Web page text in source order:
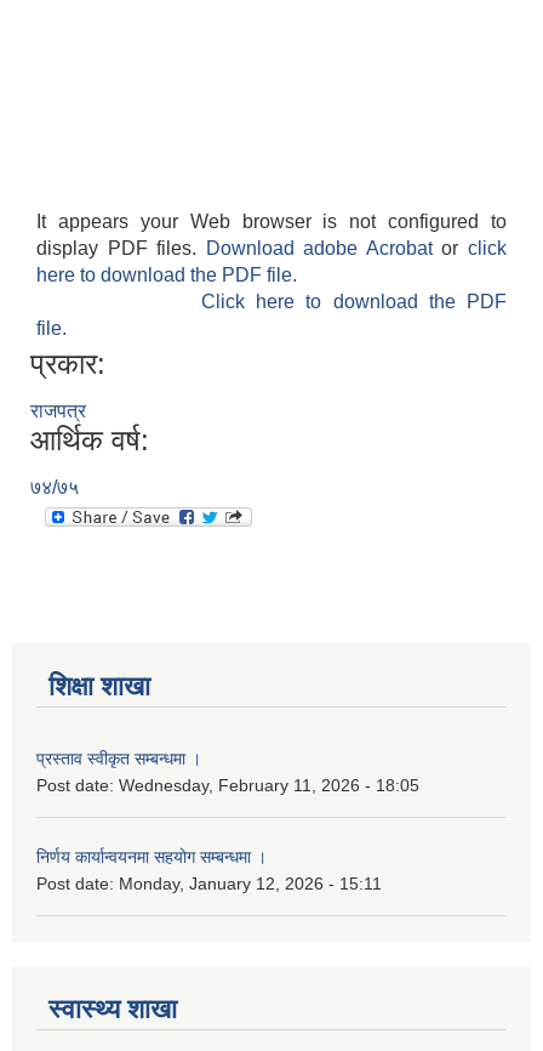
It appears your Web browser is not configured to
display PDF files.
Download adobe Acrobatorclick
here to download the PDF file.
Click here to download the PDF
file.
प्रकार:
राजपत्र
आर्थिक वर्ष:
७४/७५
शिक्षा शाखा
प्रस्ताव स्वीकृत सम्बन्धमा ।
Post date: Wednesday, February 11, 2026 - 18:05
निर्णय कार्यान्वयनमा सहयोग सम्बन्धमा ।
Post date: Monday, January 12, 2026 - 15:11
स्वास्थ्य शाखा